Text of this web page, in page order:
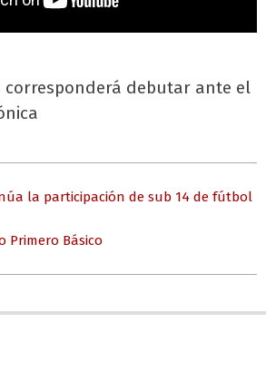
corresponderá debutar ante el
la participación de sub 14 de fútbol
Primero Básico